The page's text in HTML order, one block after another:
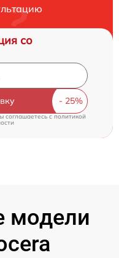
со
соглашаетесь c политикой
модели